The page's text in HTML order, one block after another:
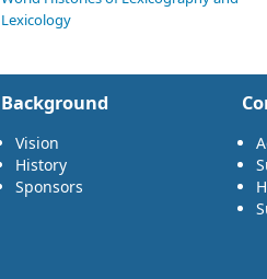
Lexicology
Background
Vision
History
Sponsors